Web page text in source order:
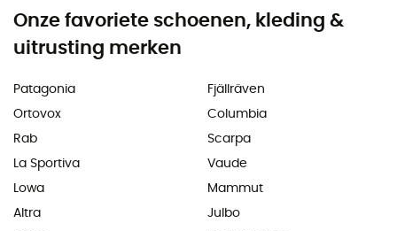
Onze favoriete schoenen, kleding &
uitrusting merken
Patagonia
Ortovox
Rab
La Sportiva
Lowa
Altra
Fjällräven
Columbia
Scarpa
Vaude
Mammut
Julbo